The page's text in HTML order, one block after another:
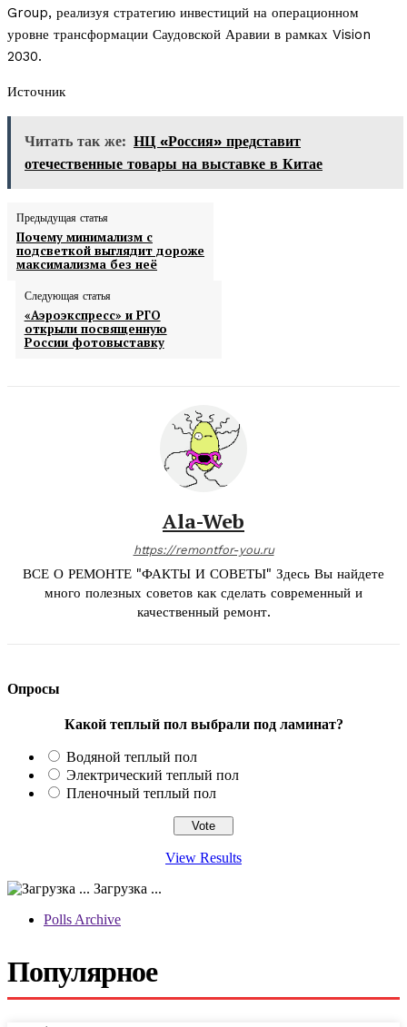
Group, реализуя стратегию инвестиций на операционном
уровне трансформации Саудовской Аравии в рамках Vision
2030.
Источник
Читать так же: НЦ «Россия» представит
отечественные товары на выставке в Китае
Предыдущая статья
Почему минимализм с
подсветкой выглядит дороже
максимализма без неё
Следующая статья
«Аэроэкспресс» и РГО
открыли посвященную
России фотовыставку
Ala-Web
https://remontfor-you.ru
ВСЕ О РЕМОНТЕ "ФАКТЫ И СОВЕТЫ" Здесь Вы найдете
много полезных советов как сделать современный и
качественный ремонт.
Опросы
Какой теплый пол выбрали под ламинат?
Водяной теплый пол
Электрический теплый пол
Пленочный теплый пол
View Results
Загрузка ...
Polls Archive
Популярное